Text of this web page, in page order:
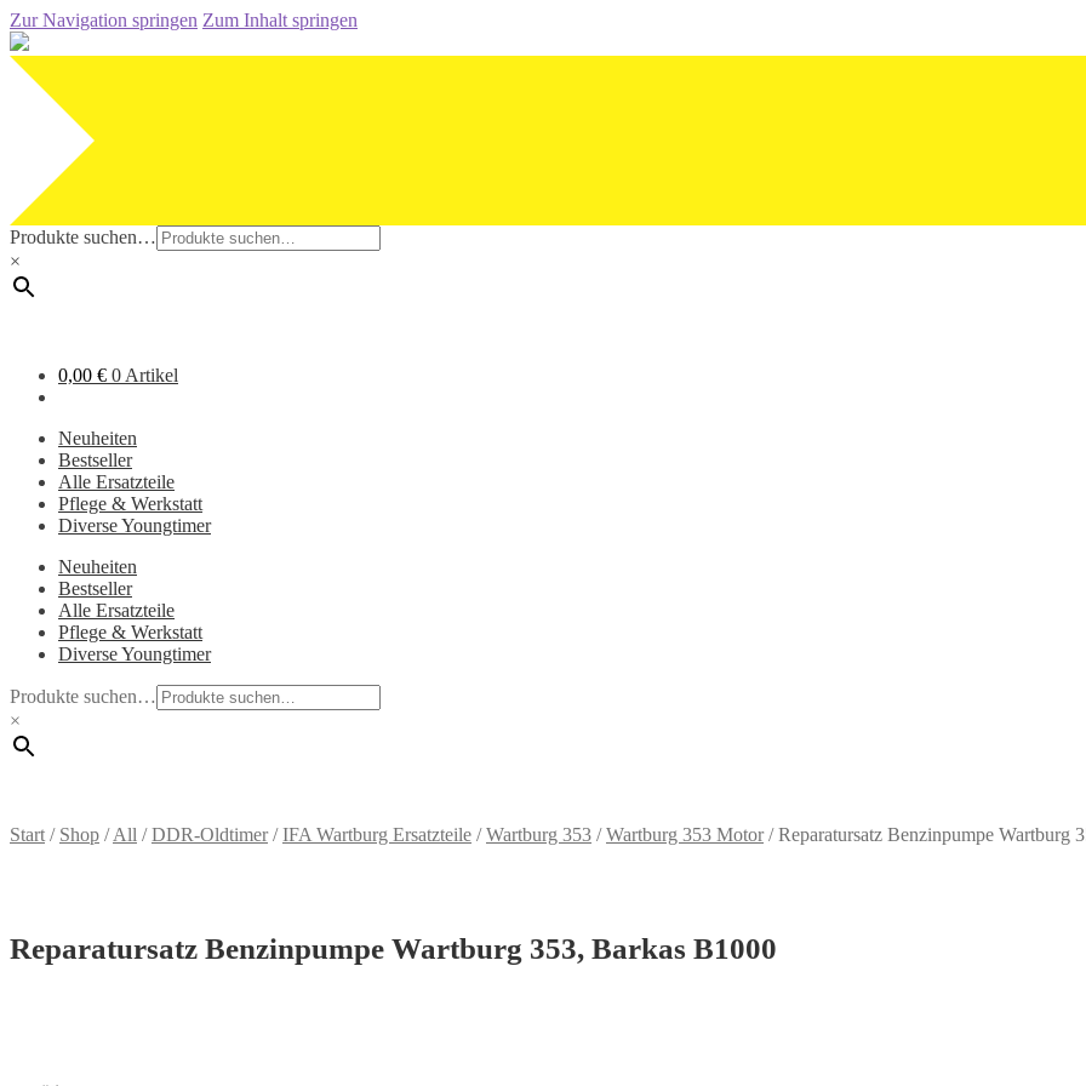
Zur Navigation springen Zum Inhalt springen
Produkte suchen…
×
0,00 € 0 Artikel
Neuheiten
Bestseller
Alle Ersatzteile
Pflege & Werkstatt
Diverse Youngtimer
Neuheiten
Bestseller
Alle Ersatzteile
Pflege & Werkstatt
Diverse Youngtimer
Produkte suchen…
×
Start / Shop /All /DDR-Oldtimer/IFA Wartburg Ersatzteile /Wartburg 353 /Wartburg 353 Motor/Reparatursatz Benzinpumpe Wartburg
Reparatursatz Benzinpumpe Wartburg 353, Barkas B1000